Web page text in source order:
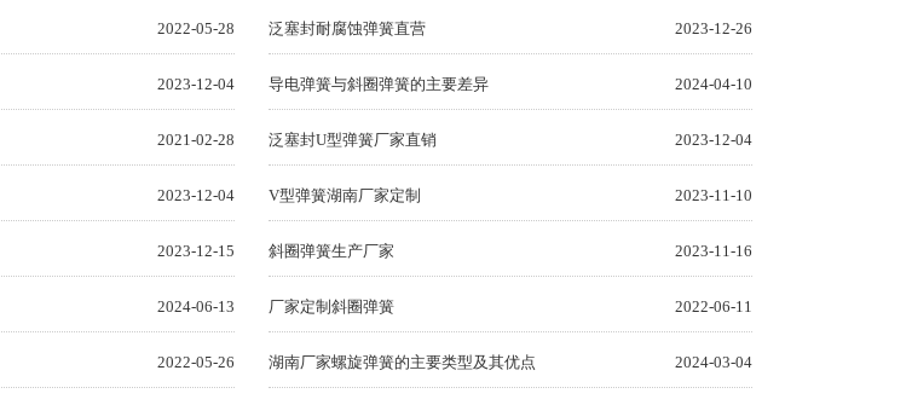
2022-05-28 泛塞封耐腐蚀弹簧直营 2023-12-26
2023-12-04 导电弹簧与斜圈弹簧的主要差异 2024-04-10
2021-02-28 泛塞封U型弹簧厂家直销 2023-12-04
2023-12-04 V型弹簧湖南厂家定制 2023-11-10
2023-12-15 斜圈弹簧生产厂家 2023-11-16
2024-06-13 厂家定制斜圈弹簧 2022-06-11
2022-05-26 湖南厂家螺旋弹簧的主要类型及其优点 2024-03-04